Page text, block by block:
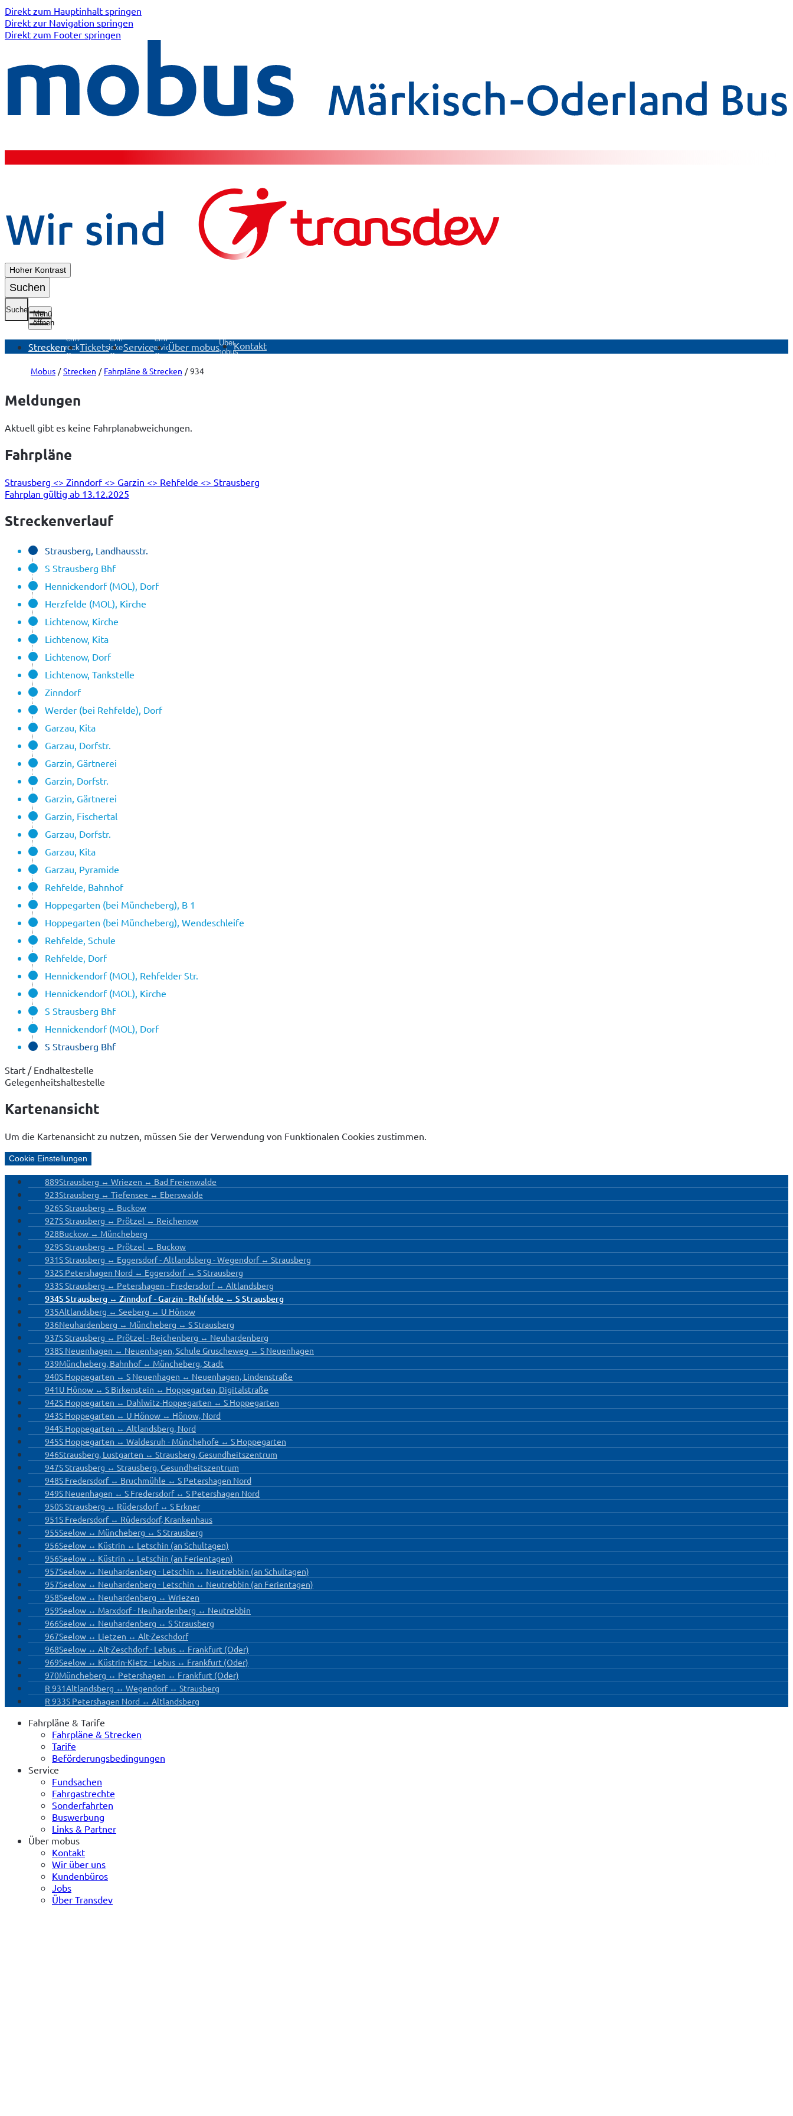
Direkt zum Hauptinhalt springen
Direkt zur Navigation springen
Direkt zum Footer springen
Hoher Kontrast
Suchen
Suche
Menü
öffnen
Strecken
Untermenü
Strecken
öffnen
Tickets
Untermenü
Tickets
öffnen
Service
Untermenü
Service
öffnen
Über mobusÜber
mobus
Kontakt
Mobus Strecken Fahrpläne & Strecken 934
Meldungen
Aktuell gibt es keine Fahrplanabweichungen.
Fahrpläne
Strausberg <> Zinndorf <> Garzin <> Rehfelde <> Strausberg
Fahrplan gültig ab 13.12.2025
Streckenverlauf
Strausberg, Landhausstr.
S Strausberg Bhf
Hennickendorf (MOL), Dorf
Herzfelde (MOL), Kirche
Lichtenow, Kirche
Lichtenow, Kita
Lichtenow, Dorf
Lichtenow, Tankstelle
Zinndorf
Werder (bei Rehfelde), Dorf
Garzau, Kita
Garzau, Dorfstr.
Garzin, Gärtnerei
Garzin, Dorfstr.
Garzin, Gärtnerei
Garzin, Fischertal
Garzau, Dorfstr.
Garzau, Kita
Garzau, Pyramide
Rehfelde, Bahnhof
Hoppegarten (bei Müncheberg), B 1
Hoppegarten (bei Müncheberg), Wendeschleife
Rehfelde, Schule
Rehfelde, Dorf
Hennickendorf (MOL), Rehfelder Str.
Hennickendorf (MOL), Kirche
S Strausberg Bhf
Hennickendorf (MOL), Dorf
S Strausberg Bhf
Start / Endhaltestelle
Gelegenheitshaltestelle
Kartenansicht
Um die Kartenansicht zu nutzen, müssen Sie der Verwendung von Funktionalen Cookies zustimmen.
Cookie Einstellungen
889Strausberg ↔ Wriezen ↔ Bad Freienwalde
923Strausberg ↔ Tiefensee ↔ Eberswalde
926S Strausberg ↔ Buckow
927S Strausberg ↔ Prötzel ↔ Reichenow
928Buckow ↔ Müncheberg
929S Strausberg ↔ Prötzel ↔ Buckow
931S Strausberg ↔ Eggersdorf - Altlandsberg - Wegendorf ↔ Strausberg
932S Petershagen Nord ↔ Eggersdorf ↔ S Strausberg
933S Strausberg ↔ Petershagen - Fredersdorf ↔ Altlandsberg
934S Strausberg ↔ Zinndorf - Garzin - Rehfelde ↔ S Strausberg
935Altlandsberg ↔ Seeberg ↔ U Hönow
936Neuhardenberg ↔ Müncheberg ↔ S Strausberg
937S Strausberg ↔ Prötzel - Reichenberg ↔ Neuhardenberg
938S Neuenhagen ↔ Neuenhagen, Schule Gruscheweg ↔ S Neuenhagen
939Müncheberg, Bahnhof ↔ Müncheberg, Stadt
940S Hoppegarten ↔ S Neuenhagen ↔ Neuenhagen, Lindenstraße
941U Hönow ↔ S Birkenstein ↔ Hoppegarten, Digitalstraße
942S Hoppegarten ↔ Dahlwitz-Hoppegarten ↔ S Hoppegarten
943S Hoppegarten ↔ U Hönow ↔ Hönow, Nord
944S Hoppegarten ↔ Altlandsberg, Nord
945S Hoppegarten ↔ Waldesruh - Münchehofe ↔ S Hoppegarten
946Strausberg, Lustgarten ↔ Strausberg, Gesundheitszentrum
947S Strausberg ↔ Strausberg, Gesundheitszentrum
948S Fredersdorf ↔ Bruchmühle ↔ S Petershagen Nord
949S Neuenhagen ↔ S Fredersdorf ↔ S Petershagen Nord
950S Strausberg ↔ Rüdersdorf ↔ S Erkner
951S Fredersdorf ↔ Rüdersdorf, Krankenhaus
955Seelow ↔ Müncheberg ↔ S Strausberg
956Seelow ↔ Küstrin ↔ Letschin (an Schultagen)
956Seelow ↔ Küstrin ↔ Letschin (an Ferientagen)
957Seelow ↔ Neuhardenberg - Letschin ↔ Neutrebbin (an Schultagen)
957Seelow ↔ Neuhardenberg - Letschin ↔ Neutrebbin (an Ferientagen)
958Seelow ↔ Neuhardenberg ↔ Wriezen
959Seelow ↔ Marxdorf - Neuhardenberg ↔ Neutrebbin
966Seelow ↔ Neuhardenberg ↔ S Strausberg
967Seelow ↔ Lietzen ↔ Alt-Zeschdorf
968Seelow ↔ Alt-Zeschdorf - Lebus ↔ Frankfurt (Oder)
969Seelow ↔ Küstrin-Kietz - Lebus ↔ Frankfurt (Oder)
970Müncheberg ↔ Petershagen ↔ Frankfurt (Oder)
R 931Altlandsberg ↔ Wegendorf ↔ Strausberg
R 933S Petershagen Nord ↔ Altlandsberg
Fahrpläne & Tarife
Fahrpläne & Strecken
Tarife
Beförderungsbedingungen
Service
Fundsachen
Fahrgastrechte
Sonderfahrten
Buswerbung
Links & Partner
Über mobus
Kontakt
Wir über uns
Kundenbüros
Jobs
Über Transdev